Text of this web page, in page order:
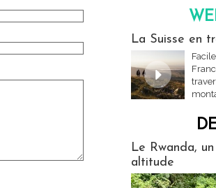
La Suisse en
Le Rwanda,
altitude